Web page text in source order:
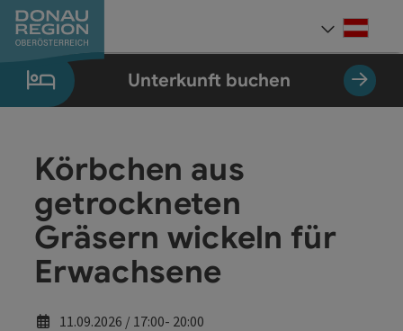
Zum Inhalt
Zur Navigation
Zum Seitenanfang
Zur Kontaktseite
Zum Impressum
Zur Startseite
Unterkunft buchen
Körbchen aus
getrockneten
Gräsern wickeln für
Erwachsene
11.09.2026 / 17:00- 20:00